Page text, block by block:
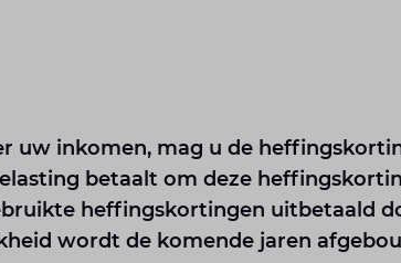
uw inkomen, mag u de
betaalt om deze
heffingskortingen uitbetaald
wordt de komende jaren